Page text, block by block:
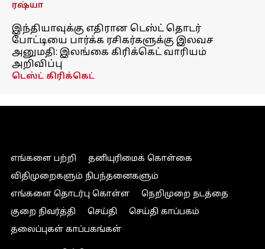
ரஷ்யா
இந்தியாவுக்கு எதிரான டெஸ்ட் தொடர்
போட்டியை பார்க்க ரசிகர்களுக்கு இலவச
அனுமதி: இலங்கை கிரிக்கெட் வாரியம்
அறிவிப்பு
டெஸ்ட் கிரிக்கெட்
எங்களை பற்றி
தனியுரிமைக் கொள்கை
விதிமுறைகளும் நிபந்தனைகளும்
எங்களை தொடர்பு கொள்ள
நெறிமுறை நடத்தை
குறை நிவர்த்தி
செய்தி
செய்தி காப்பகம்
தலைப்புகள் காப்பகங்கள்